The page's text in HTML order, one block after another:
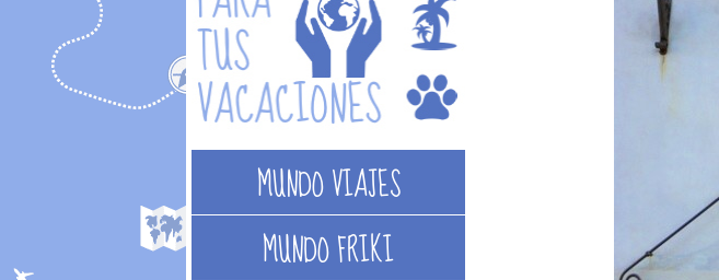
MUNDO VIAJES
MUNDO FRIKI